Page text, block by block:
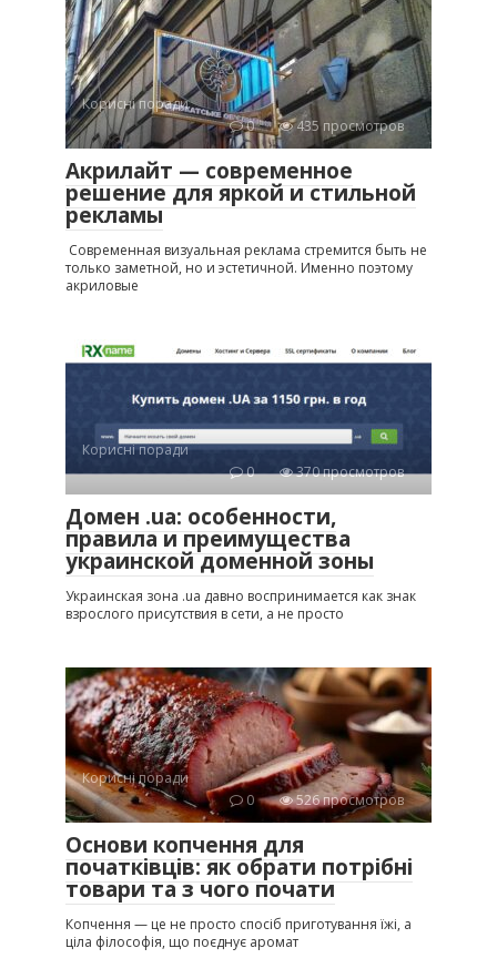
Корисні поради
0
435 просмотров
Акрилайт — современное
решение для яркой и стильной
рекламы
Современная визуальная реклама стремится быть не
только заметной, но и эстетичной. Именно поэтому
акриловые
Корисні поради
0
370 просмотров
Домен .ua: особенности,
правила и преимущества
украинской доменной зоны
Украинская зона .ua давно воспринимается как знак
взрослого присутствия в сети, а не просто
Корисні поради
0
526 просмотров
Основи копчення для
початківців: як обрати потрібні
товари та з чого почати
Копчення — це не просто спосіб приготування їжі, а
ціла філософія, що поєднує аромат